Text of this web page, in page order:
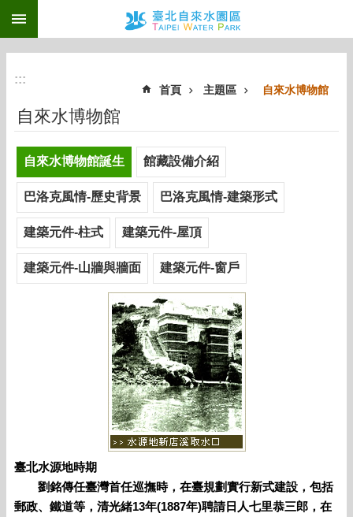
跳到主要內容區塊
:::
首頁 主題區 自來水博物館
自來水博物館
自來水博物館誕生 館藏設備介紹
巴洛克風情-歷史背景 巴洛克風情-建築形式
建築元件-柱式 建築元件-屋頂
建築元件-山牆與牆面 建築元件-窗戶
臺北水源地時期
劉銘傳任臺灣首任巡撫時，在臺規劃實行新式建設，包括
郵政、鐵道等，清光緒13年(1887年)聘請日人七里恭三郎，在